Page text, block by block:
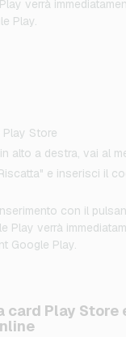
verrà
Play.
Store
alto a destra, vai al
e inserisci il
con il
Play verrà
Google Play.
card Play Store